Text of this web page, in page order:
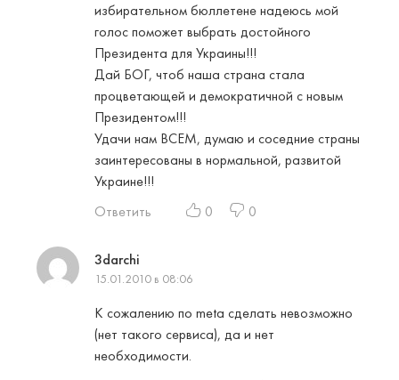
избирательном бюллетене надеюсь мой
голос поможет выбрать достойного
Президента для Украины!!!
Дай БОГ, чтоб наша страна стала
процветающей и демократичной с новым
Президентом!!!
Удачи нам ВСЕМ, думаю и соседние страны
заинтересованы в нормальной, развитой
Украине!!!
Ответить
0 0
3darchi
15.01.2010 в 08:06
К сожалению по meta сделать невозможно
(нет такого сервиса), да и нет
необходимости.